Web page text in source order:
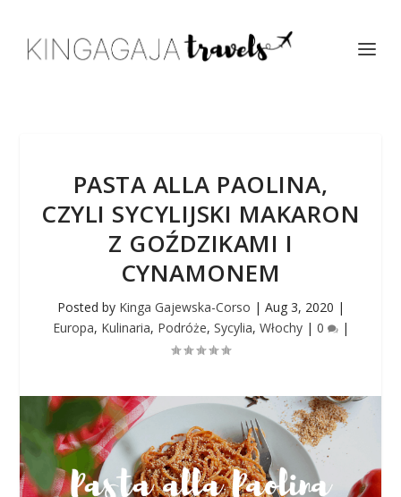
PASTA ALLA PAOLINA,
CZYLI SYCYLIJSKI MAKARON
Z GOŹDZIKAMI I
CYNAMONEM
Posted by Kinga Gajewska-Corso | Aug 3, 2020 |
Europa, Kulinaria, Podróże, Sycylia, Włochy| 0 |